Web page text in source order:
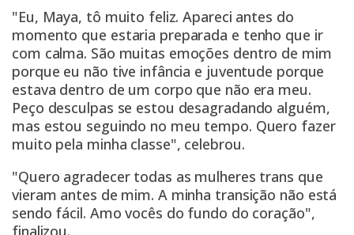
"Eu, Maya, tô muito feliz. Apareci antes do
momento que estaria preparada e tenho que ir
com calma. São muitas emoções dentro de mim
porque eu não tive infância e juventude porque
estava dentro de um corpo que não era meu.
Peço desculpas se estou desagradando alguém,
mas estou seguindo no meu tempo. Quero fazer
muito pela minha classe", celebrou.
"Quero agradecer todas as mulheres trans que
vieram antes de mim. A minha transição não está
sendo fácil. Amo vocês do fundo do coração",
finalizou.